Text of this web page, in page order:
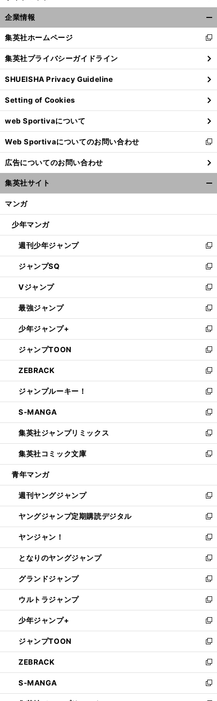
企業情報
閉
る
集英社ホームページ
新
し
い
ウ
ィ
ン
ド
ウ
で
開
く
集英社プライバシーガイドライン
SHUEISHA Privacy Guideline
Setting of Cookies
web Sportivaについて
Web Sportivaについてのお問い合わせ
新
し
い
ウ
ィ
ン
ウ
開
く
広告についてのお問い合わせ
集英社サイト
マンガ
少年マンガ
週刊少年ジャンプ
新
し
い
ウ
ィ
ン
ド
ウ
で
開
く
ジャンプSQ
新
し
い
ウ
ィ
ン
ド
ウ
で
開
く
Vジャンプ
新
し
い
ウ
ィ
ン
ド
ウ
で
開
く
最強ジャンプ
新
し
い
ウ
ィ
ン
ド
ウ
で
開
く
少年ジャンプ+
新
し
い
ウ
ィ
ン
ド
ウ
で
開
く
ジャンプTOON
新
し
い
ウ
ィ
ン
ド
ウ
で
開
く
ZEBRACK
新
し
い
ウ
ィ
ン
ド
ウ
で
開
ジャンプルーキー！
新
し
い
ウ
ィ
ン
ド
ウ
開
く
S-MANGA
新
し
い
ウ
ィ
ン
ウ
で
開
く
集英社ジャンプリミックス
新
し
い
ウ
ン
ド
ウ
で
開
く
集英社コミック文庫
新
し
ウ
ィ
ン
ド
ウ
で
開
く
青年マンガ
週刊ヤングジャンプ
新
し
い
ウ
ィ
ン
ド
ウ
で
開
く
ヤングジャンプ定期購読デジタル
新
し
い
ウ
ィ
ン
ド
ウ
で
開
く
ヤンジャン！
新
し
い
ウ
ィ
ン
ド
ウ
で
開
く
となりのヤングジャンプ
新
し
い
ウ
ィ
ン
ド
ウ
で
開
く
グランドジャンプ
新
し
い
ウ
ィ
ン
ド
ウ
で
開
く
ウルトラジャンプ
新
し
い
ウ
ィ
ン
ド
ウ
で
開
少年ジャンプ+
新
し
い
ウ
ィ
ン
ド
ウ
ジャンプTOON
新
し
い
ウ
ィ
ン
ZEBRACK
新
し
い
ウ
S-MANGA
新
し